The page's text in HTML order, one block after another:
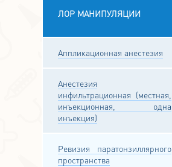
ЛОР МАНИПУЛЯЦИИ
Аппликационная анестезия
Анестезия
инфильтрационная (местная,
инъекционная, одна
инъекция)
Ревизия паратонзиллярного
пространства